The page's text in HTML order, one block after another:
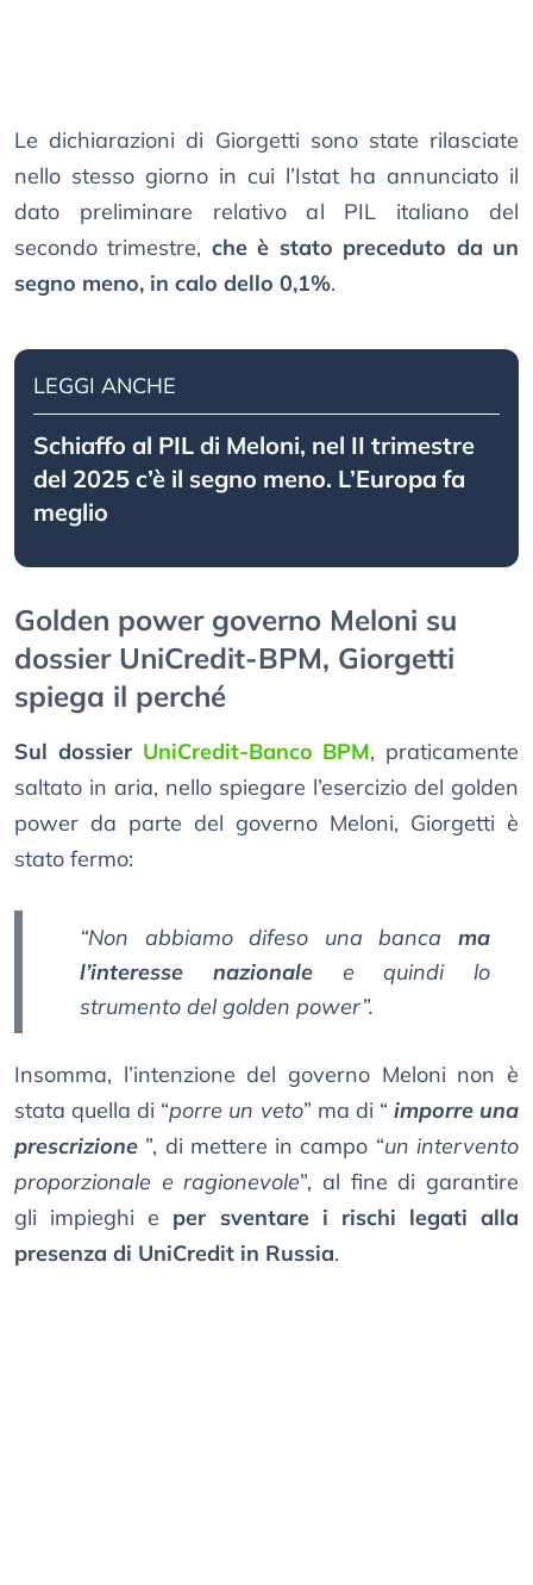
Le dichiarazioni di Giorgetti sono state rilasciate
nello stesso giorno in cui l’Istat ha annunciato il
dato preliminare relativo al PIL italiano del
secondo trimestre, che è stato preceduto da un
segno meno, in calo dello 0,1%.
LEGGI ANCHE
Schiaffo al PIL di Meloni, nel II trimestre
del 2025 c’è il segno meno. L’Europa fa
meglio
Golden power governo Meloni su
dossier UniCredit-BPM, Giorgetti
spiega il perché
Sul dossier UniCredit-Banco BPM, praticamente
saltato in aria, nello spiegare l’esercizio del golden
power da parte del governo Meloni, Giorgetti è
stato fermo:
“Non abbiamo difeso una banca ma
l’interesse nazionalee quindi lo
strumento del golden power”.
Insomma, l’intenzione del governo Meloni non è
stata quella di “porre un veto” ma di “ imporre una
prescrizione ”, di mettere in campo “un intervento
proporzionale e ragionevole”, al fine di garantire
gli impieghi e per sventare i rischi legati alla
presenza di UniCredit in Russia.